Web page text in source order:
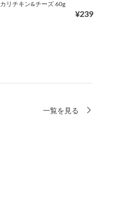
カリチキン&チーズ 60g
¥239
一覧を見る